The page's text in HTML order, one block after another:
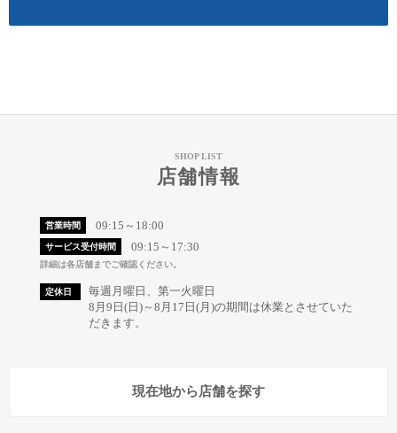
SHOP LIST
店舗情報
営業時間 09:15～18:00
サービス受付時間 09:15～17:30
詳細は各店舗までご確認ください。
定休日
毎週月曜日、第一火曜日
8月9日(日)～8月17日(月)の期間は休業とさせていた
だきます。
現在地から店舗を探す